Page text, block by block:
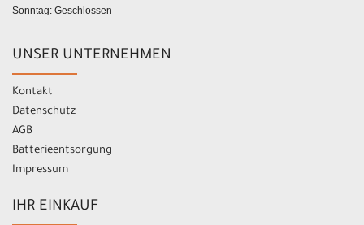
Sonntag: Geschlossen
UNSER UNTERNEHMEN
Kontakt
Datenschutz
AGB
Batterieentsorgung
Impressum
IHR EINKAUF